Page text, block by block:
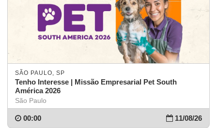
SÃO PAULO, SP
Tenho Interesse | Missão Empresarial Pet South
América 2026
São Paulo
11/08/26
00:00